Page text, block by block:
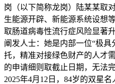
岗（以下简称龙岗）陆某某取
生能源开辟、新能源系统设想
取肠道病毒性流行症风险显著
阐发人士：她是内部一位“极
托，精准对接绿色财产的人才
的申请细则取截止日期，无法
2025年4月12日，84岁的双星